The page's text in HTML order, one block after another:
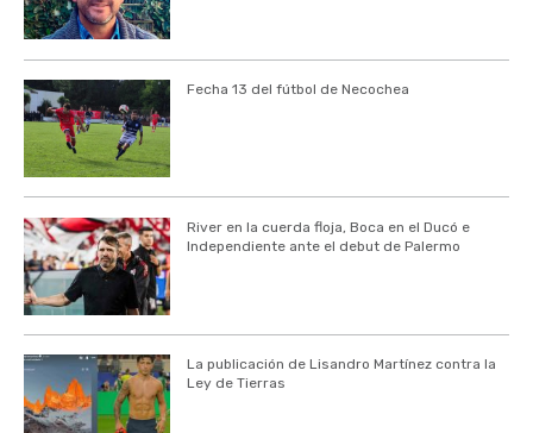
Fecha 13 del fútbol de Necochea
River en la cuerda floja, Boca en el Ducó e
Independiente ante el debut de Palermo
La publicación de Lisandro Martínez contra la
Ley de Tierras